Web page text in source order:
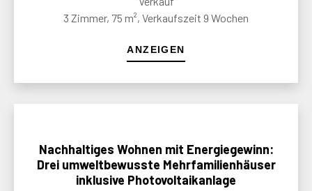
3 Zimmer, 75 m², Verkaufszeit 9 Wochen
ANZEIGEN
Nachhaltiges Wohnen mit Energiegewinn:
Drei umweltbewusste Mehrfamilienhäuser
inklusive Photovoltaikanlage